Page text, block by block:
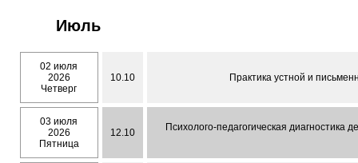
Июль
02 июля
2026
Четверг
10.10 Практика устной и
03 июля
2026
Пятница
12.10 Психолого-педагогическая диагностика